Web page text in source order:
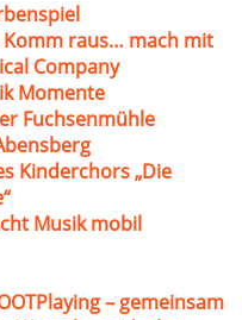
Komm raus… mach mit
Company
Momente
Fuchsenmühle
Kinderchors „Die
Musik mobil
– gemeinsam